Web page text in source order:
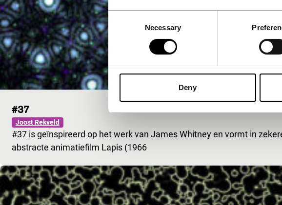
Consent
Selection
Necessary
Deny
#37
Joost Rekveld
#37 is geïnspireerd op het werk van James Whitney en vormt in
abstracte animatiefilm Lapis (1966